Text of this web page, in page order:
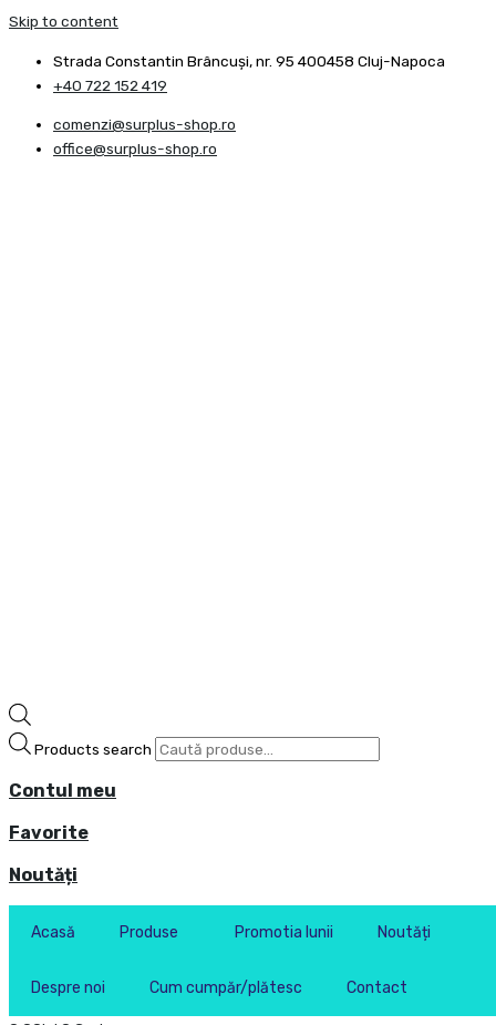
Skip to content
Strada Constantin Brâncuşi, nr. 95 400458 Cluj-Napoca
+40 722 152 419
comenzi@surplus-shop.ro
office@surplus-shop.ro
Products search
Contul meu
Favorite
Noutăți
Acasă Produse Promotia lunii Noutăți
Despre noi Cum cumpăr/plătesc Contact